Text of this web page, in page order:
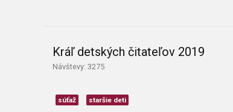
Kráľ detských čitateľov 2019
Návštevy: 3275
súťaž staršie deti